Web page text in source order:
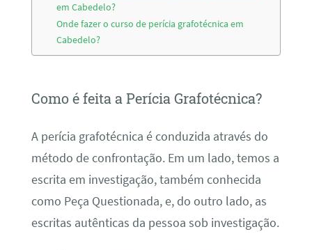
em Cabedelo?
Onde fazer o curso de perícia grafotécnica em
Cabedelo?
Como é feita a Perícia Grafotécnica?
A perícia grafotécnica é conduzida através do
método de confrontação. Em um lado, temos a
escrita em investigação, também conhecida
como Peça Questionada, e, do outro lado, as
escritas autênticas da pessoa sob investigação.